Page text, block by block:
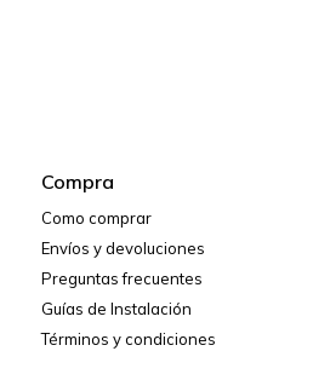
Compra
Como comprar
Envíos y devoluciones
Preguntas frecuentes
Guías de Instalación
Términos y condiciones